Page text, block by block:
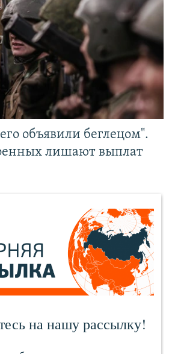
объявили беглецом".
лишают выплат